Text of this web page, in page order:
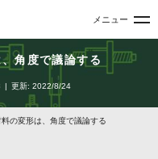
メニュー
角度で議論する
更新: 2022/8/24
の変形は、角度で議論する